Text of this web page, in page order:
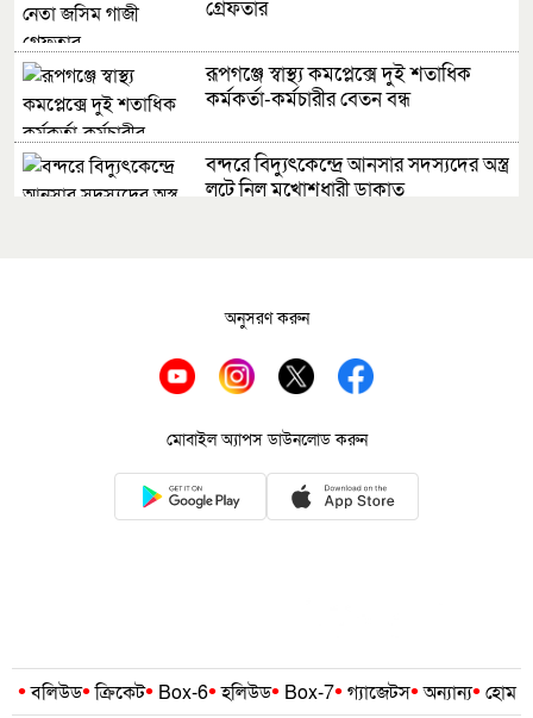
গ্রেফতার
রূপগঞ্জে স্বাস্থ্য কমপ্লেক্সে দুই শতাধিক
কর্মকর্তা-কর্মচারীর বেতন বন্ধ
বন্দরে বিদ্যুৎকেন্দ্রে আনসার সদস্যদের অস্ত্র
লুটে নিল মুখোশধারী ডাকাত
শুনলেন ডিসি
আড়াইহাজারে জমি নিয়ে দুপক্ষের সংঘর্ষে
অনুসরণ করুন
মোবাইল অ্যাপস ডাউনলোড করুন
•বলিউড•ক্রিকেট• Box-6•হলিউড• Box-7• গ্যাজেটস•অন্যান্য• হোম